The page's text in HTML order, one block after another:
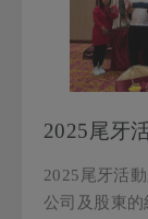
公司及股東
都行， 蛇麼